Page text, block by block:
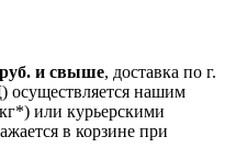
и свыше, доставка по г.
нашим
или курьерскими
в корзине при